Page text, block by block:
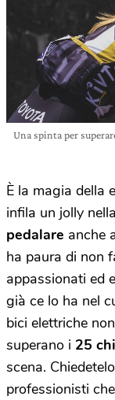
Una spinta per
È la magia della
infila un jolly
pedalare anche
ha paura di non
appassionati ed
già ce lo ha nel
bici elettriche
superano i 25
scena.
professionisti